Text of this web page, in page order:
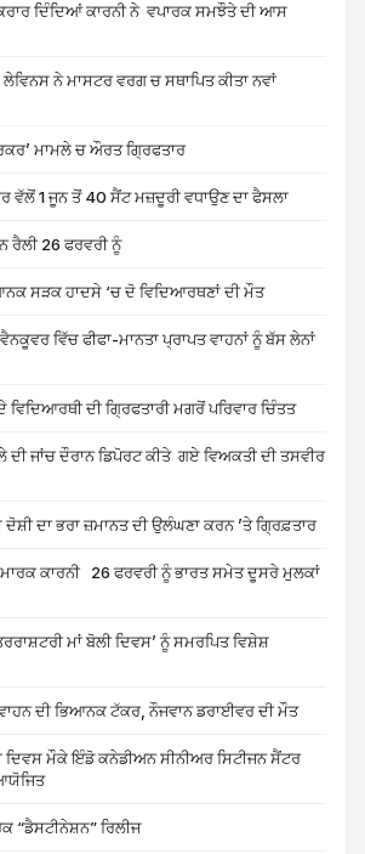
ਦਿੰਦਿਆਂ ਕਾਰਨੀ ਨੇ ਵਪਾਰਕ ਸਮਝੌਤੇ ਦੀ ਆਸ
ਨੇ ਮਾਸਟਰ ਵਰਗ ਚ ਸਥਾਪਿਤ ਕੀਤਾ ਨਵਾਂ
ਮਾਮਲੇ ਚ ਔਰਤ ਗ੍ਰਿਫਤਾਰ
ਵੱਲੋਂ 1 ਜੂਨ ਤੋਂ 40 ਸੈਂਟ ਮਜ਼ਦੂਰੀ ਵਧਾਉਣ ਦਾ ਫੈਸਲਾ
ਰੈਲੀ 26 ਫਰਵਰੀ ਨੂੰ
ਸੜਕ ਹਾਦਸੇ ‘ਚ ਦੋ ਵਿਦਿਆਰਥਣਾਂ ਦੀ ਮੌਤ
ਵਿੱਚ ਫੀਫਾ-ਮਾਨਤਾ ਪ੍ਰਾਪਤ ਵਾਹਨਾਂ ਨੂੰ ਬੱਸ ਲੇਨਾਂ
ਵਿਦਿਆਰਥੀ ਦੀ ਗ੍ਰਿਫਤਾਰੀ ਮਗਰੋਂ ਪਰਿਵਾਰ ਚਿੰਤਤ
ਦੀ ਜਾਂਚ ਦੌਰਾਨ ਡਿਪੋਰਟ ਕੀਤੇ ਗਏ ਵਿਅਕਤੀ ਦੀ ਤਸਵੀਰ
ਦੋਸ਼ੀ ਦਾ ਭਰਾ ਜ਼ਮਾਨਤ ਦੀ ਉਲੰਘਣਾ ਕਰਨ ’ਤੇ ਗ੍ਰਿਫ਼ਤਾਰ
ਕਾਰਨੀ 26 ਫਰਵਰੀ ਨੂੰ ਭਾਰਤ ਸਮੇਤ ਦੂਸਰੇ ਮੁਲਕਾਂ
ਮਾਂ ਬੋਲੀ ਦਿਵਸ’ ਨੂੰ ਸਮਰਪਿਤ ਵਿਸ਼ੇਸ਼
ਦੀ ਭਿਆਨਕ ਟੱਕਰ, ਨੌਜਵਾਨ ਡਰਾਈਵਰ ਦੀ ਮੌਤ
ਦਿਵਸ ਮੌਕੇ ਇੰਡੋ ਕਨੇਡੀਅਨ ਸੀਨੀਅਰ ਸਿਟੀਜਨ ਸੈਂਟਰ
“ਡੈਸਟੀਨੇਸ਼ਨ” ਰਿਲੀਜ